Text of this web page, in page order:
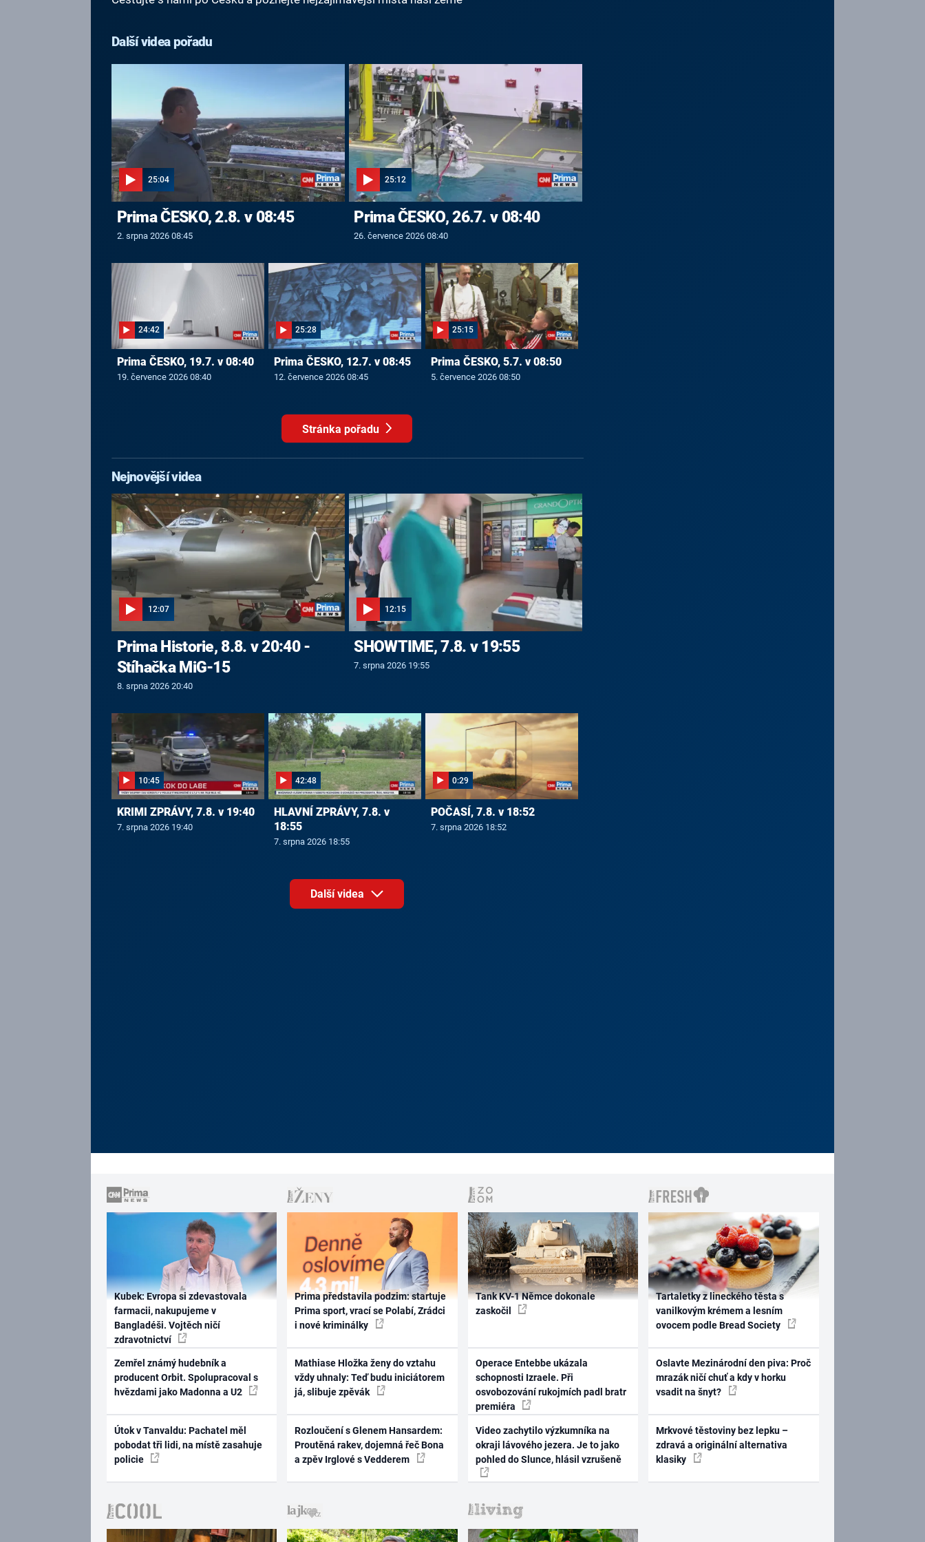
Další videa pořadu
25:04
Prima ČESKO, 2.8. v 08:45
2. srpna 2026 08:45
25:12
Prima ČESKO, 26.7. v 08:40
26. července 2026 08:40
24:42
Prima ČESKO, 19.7. v 08:40
19. července 2026 08:40
25:28
Prima ČESKO, 12.7. v 08:45
12. července 2026 08:45
25:15
Prima ČESKO, 5.7. v 08:50
5. července 2026 08:50
Stránka pořadu
Nejnovější videa
12:07
Prima Historie, 8.8. v 20:40 -
Stíhačka MiG-15
8. srpna 2026 20:40
12:15
SHOWTIME, 7.8. v 19:55
7. srpna 2026 19:55
10:45
KRIMI ZPRÁVY, 7.8. v 19:40
7. srpna 2026 19:40
42:48
HLAVNÍ ZPRÁVY, 7.8. v
18:55
7. srpna 2026 18:55
0:29
POČASÍ, 7.8. v 18:52
7. srpna 2026 18:52
Další videa
Kubek: Evropa si zdevastovala
farmacii, nakupujeme v
Bangladéši. Vojtěch ničí
zdravotnictví
Zemřel známý hudebník a
producent Orbit. Spolupracoval s
hvězdami jako Madonna a U2
Útok v Tanvaldu: Pachatel měl
pobodat tři lidi, na místě zasahuje
policie
Prima představila podzim: startuje
Prima sport, vrací se Polabí, Zrádci
i nové kriminálky
Mathiase Hložka ženy do vztahu
vždy uhnaly: Teď budu iniciátorem
já, slibuje zpěvák
Rozloučení s Glenem Hansardem:
Proutěná rakev, dojemná řeč Bona
a zpěv Irglové s Vedderem
Tank KV-1 Němce dokonale
zaskočil
Operace Entebbe ukázala
schopnosti Izraele. Při
osvobozování rukojmích padl bratr
premiéra
Video zachytilo výzkumníka na
okraji lávového jezera. Je to jako
pohled do Slunce, hlásil vzrušeně
Tartaletky z lineckého těsta s
vanilkovým krémem a lesním
ovocem podle Bread Society
Oslavte Mezinárodní den piva: Proč
mrazák ničí chuť a kdy v horku
vsadit na šnyt?
Mrkvové těstoviny bez lepku –
zdravá a originální alternativa
klasiky